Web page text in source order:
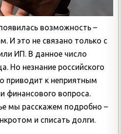
возможность –
И это не связано только с
ИП. В данное число
Но незнание российского
приводит к неприятным
финансового вопроса.
мы расскажем подробно –
и списать долги.